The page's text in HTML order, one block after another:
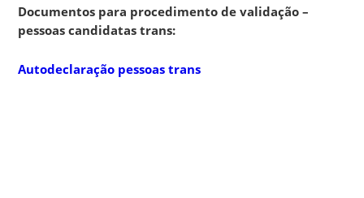
Documentos para procedimento de validação –
pessoas candidatas trans:
Autodeclaração pessoas trans